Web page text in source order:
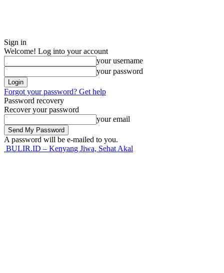
Sign in
Welcome! Log into your account
your username
your password
Forgot your password? Get help
Password recovery
Recover your password
your email
A password will be e-mailed to you.
BULIR.ID – Kenyang Jiwa, Sehat Akal